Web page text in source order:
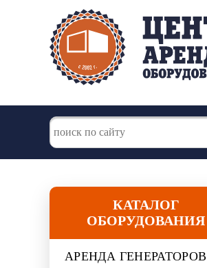
КАТАЛОГ
ОБОРУДОВАНИЯ
АРЕНДА ГЕНЕРАТОРОВ